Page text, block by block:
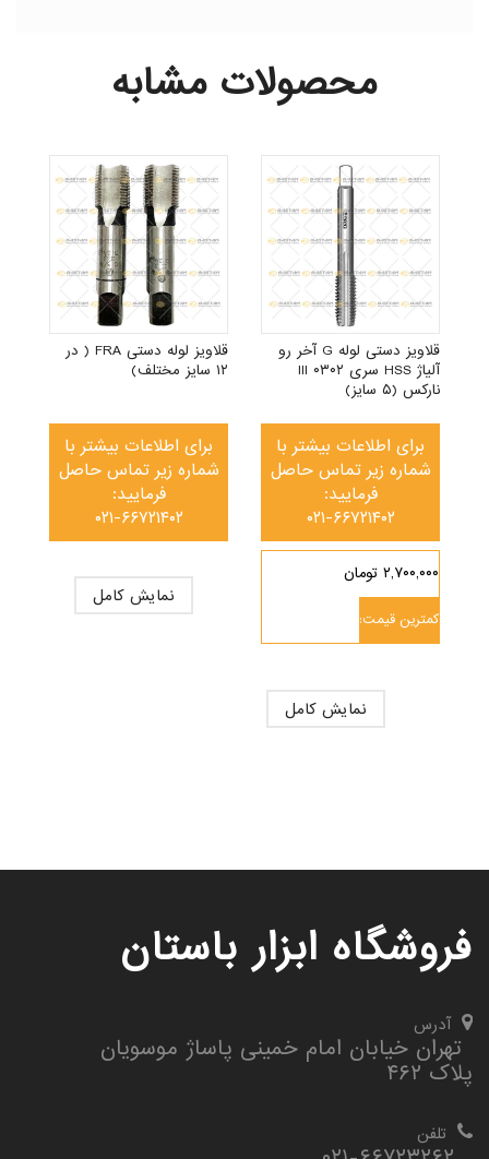
محصولات مشابه
قلاویز لوله دستی FRA ( در
۱۲ سایز مختلف)
برای اطلاعات بیشتر با
شماره زیر تماس حاصل
فرمایید:
۰۲۱-۶۶۷۲۱۴۰۲
نمایش کامل
قلاویز دستی لوله G آخر رو
آلیاژ HSS سری ۰۳۰۲ III
نارکس (۵ سایز)
برای اطلاعات بیشتر با
شماره زیر تماس حاصل
فرمایید:
۰۲۱-۶۶۷۲۱۴۰۲
۲,۷۰۰,۰۰۰ تومان
کمترین قیمت:
نمایش کامل
فروشگاه ابزار باستان
آدرس
تهران خیابان امام خمینی پاساژ موسویان
پلاک ۴۶۲
تلفن